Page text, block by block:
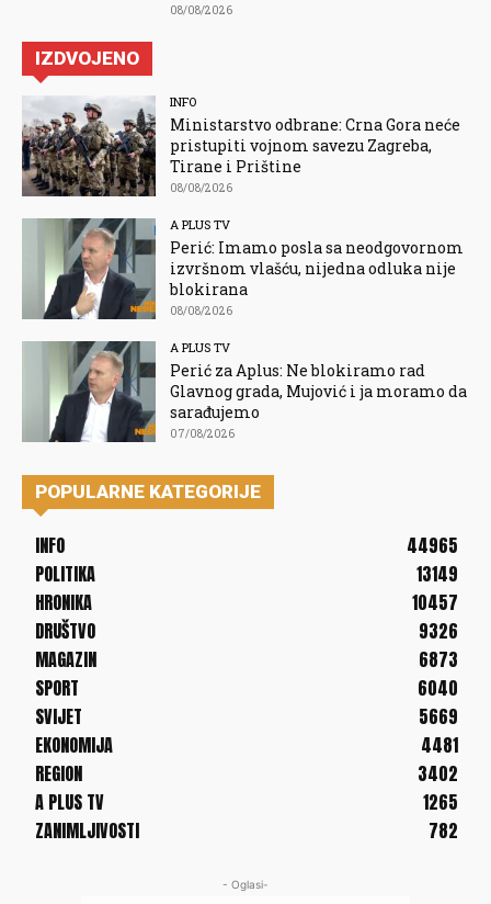
08/08/2026
IZDVOJENO
INFO
Ministarstvo odbrane: Crna Gora neće
pristupiti vojnom savezu Zagreba,
Tirane i Prištine
08/08/2026
A PLUS TV
Perić: Imamo posla sa neodgovornom
izvršnom vlašću, nijedna odluka nije
blokirana
08/08/2026
A PLUS TV
Perić za Aplus: Ne blokiramo rad
Glavnog grada, Mujović i ja moramo da
sarađujemo
07/08/2026
POPULARNE KATEGORIJE
INFO
44965
POLITIKA
13149
HRONIKA
10457
DRUŠTVO
9326
MAGAZIN
6873
SPORT
6040
SVIJET
5669
EKONOMIJA
4481
REGION
3402
A PLUS TV
1265
ZANIMLJIVOSTI
782
- Oglasi-